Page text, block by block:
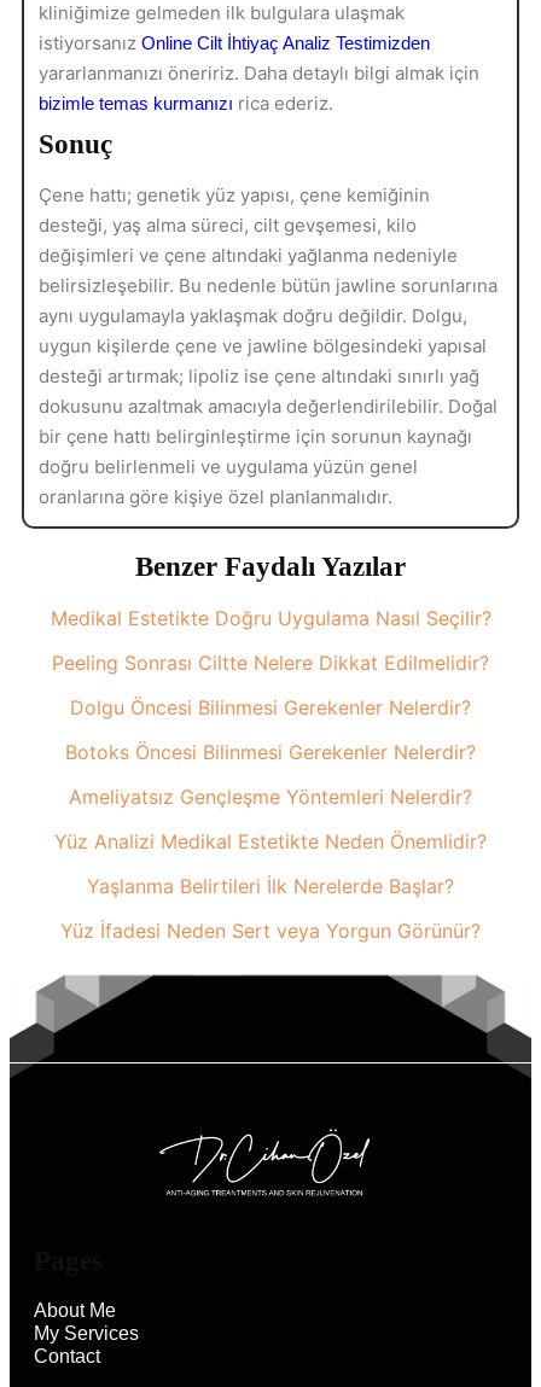
kliniğimize gelmeden ilk bulgulara ulaşmak
istiyorsanız Online Cilt İhtiyaç Analiz Testimizden
yararlanmanızı öneririz. Daha detaylı bilgi almak için
bizimle temas kurmanızı rica ederiz.
Sonuç
Çene hattı; genetik yüz yapısı, çene kemiğinin
desteği, yaş alma süreci, cilt gevşemesi, kilo
değişimleri ve çene altındaki yağlanma nedeniyle
belirsizleşebilir. Bu nedenle bütün jawline sorunlarına
aynı uygulamayla yaklaşmak doğru değildir. Dolgu,
uygun kişilerde çene ve jawline bölgesindeki yapısal
desteği artırmak; lipoliz ise çene altındaki sınırlı yağ
dokusunu azaltmak amacıyla değerlendirilebilir. Doğal
bir çene hattı belirginleştirme için sorunun kaynağı
doğru belirlenmeli ve uygulama yüzün genel
oranlarına göre kişiye özel planlanmalıdır.
Benzer Faydalı Yazılar
Medikal Estetikte Doğru Uygulama Nasıl Seçilir?
Peeling Sonrası Ciltte Nelere Dikkat Edilmelidir?
Dolgu Öncesi Bilinmesi Gerekenler Nelerdir?
Botoks Öncesi Bilinmesi Gerekenler Nelerdir?
Ameliyatsız Gençleşme Yöntemleri Nelerdir?
Yüz Analizi Medikal Estetikte Neden Önemlidir?
Yaşlanma Belirtileri İlk Nerelerde Başlar?
Yüz İfadesi Neden Sert veya Yorgun Görünür?
About Me
My Services
Contact